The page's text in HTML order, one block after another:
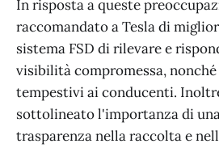
In risposta a queste
raccomandato a Tesla di
sistema FSD di rilevare e
visibilità compromessa,
tempestivi ai conducenti.
sottolineato l'importanza di
trasparenza nella raccolta e